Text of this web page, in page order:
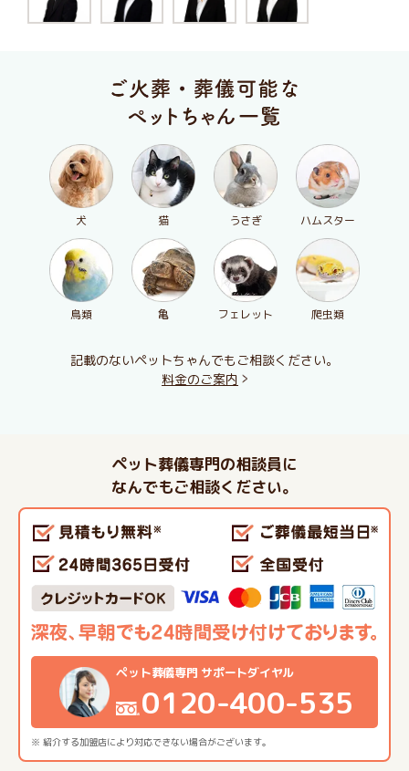
犬 猫 うさぎ ハムスター
鳥類 亀 フェレット 爬虫類
記載のないペットちゃんでもご相談ください。
料金のご案内
ペット葬儀専門の相談員に
なんでもご相談ください。
※ 紹介する加盟店により対応できない場合がございます。
ペット葬儀専門 サポートダイヤル
0120-400-535